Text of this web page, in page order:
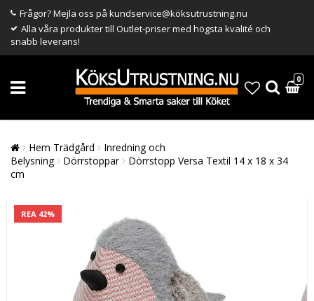
Frågor? Mejla oss på kundservice@köksutrustning.nu
Alla våra produkter till Outlet-priser med högsta kvalité och
snabb leverans!
0
Hem Trädgård
Inredning och
Belysning
Dörrstoppar
Dörrstopp Versa Textil 14 x 18 x 34
cm
REA 42%